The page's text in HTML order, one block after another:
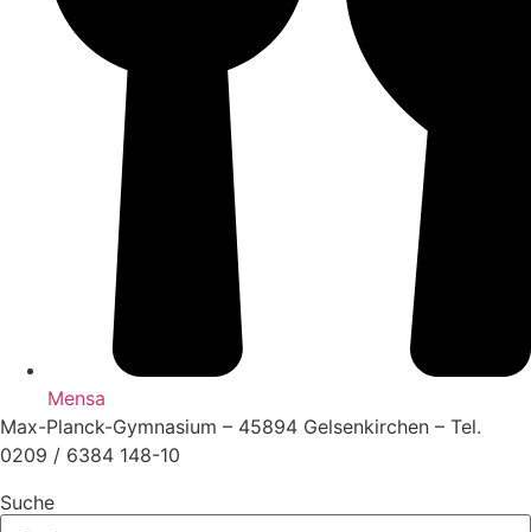
Mensa
Max-Planck-Gymnasium – 45894 Gelsenkirchen – Tel.
0209 / 6384 148-10
Suche